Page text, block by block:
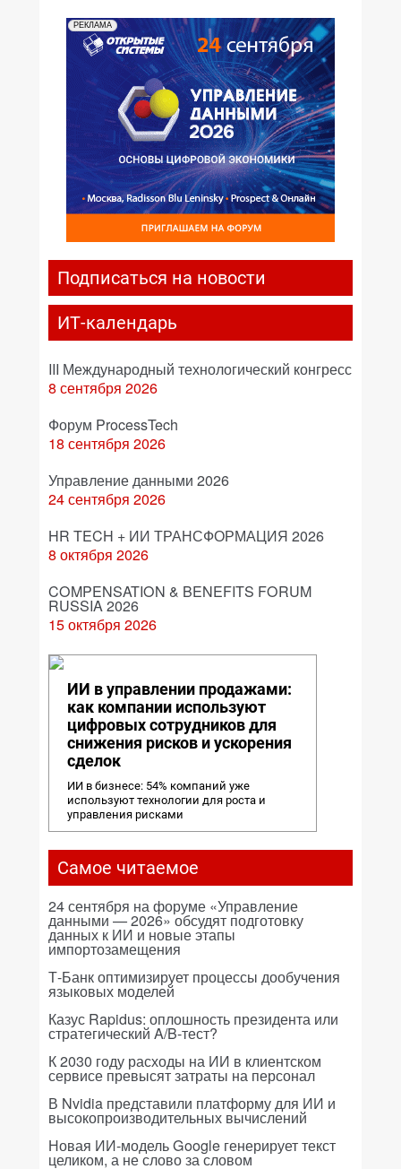
РЕКЛАМА
Подписаться на новости
ИТ-календарь
III Международный технологический конгресс
8 сентября 2026
Форум ProcessTech
18 сентября 2026
Управление данными 2026
24 сентября 2026
HR TECH + ИИ ТРАНСФОРМАЦИЯ 2026
8 октября 2026
COMPENSATION & BENEFITS FORUM
RUSSIA 2026
15 октября 2026
ИИ в управлении продажами:
как компании используют
цифровых сотрудников для
снижения рисков и ускорения
сделок
ИИ в бизнесе: 54% компаний уже
используют технологии для роста и
управления рисками
Самое читаемое
24 сентября на форуме «Управление
данными — 2026» обсудят подготовку
данных к ИИ и новые этапы
импортозамещения
Т-Банк оптимизирует процессы дообучения
языковых моделей
Казус Rapidus: оплошность президента или
стратегический A/B-тест?
К 2030 году расходы на ИИ в клиентском
сервисе превысят затраты на персонал
В Nvidia представили платформу для ИИ и
высокопроизводительных вычислений
Новая ИИ-модель Google генерирует текст
целиком, а не слово за словом